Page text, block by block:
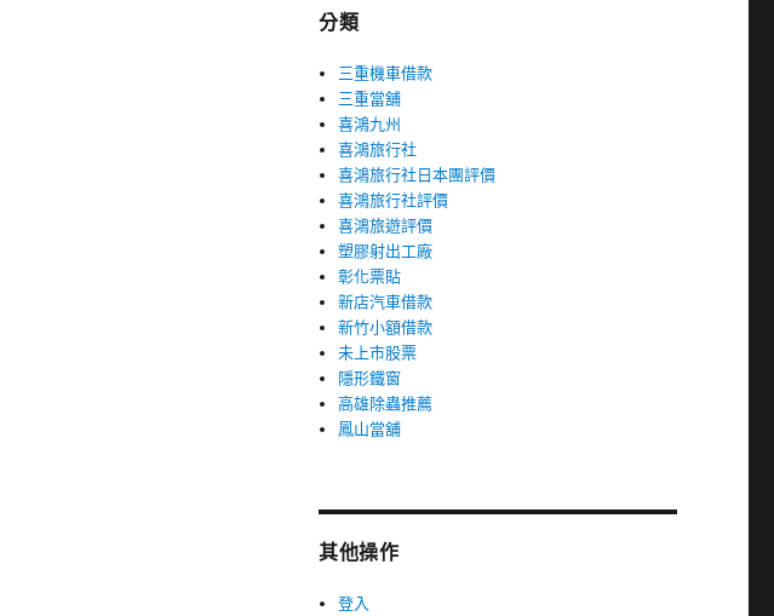
分類
三重機車借款
三重當舖
喜鴻九州
喜鴻旅行社
喜鴻旅行社日本團評價
喜鴻旅行社評價
喜鴻旅遊評價
塑膠射出工廠
彰化票貼
新店汽車借款
新竹小額借款
未上市股票
隱形鐵窗
高雄除蟲推薦
鳳山當舖
其他操作
登入